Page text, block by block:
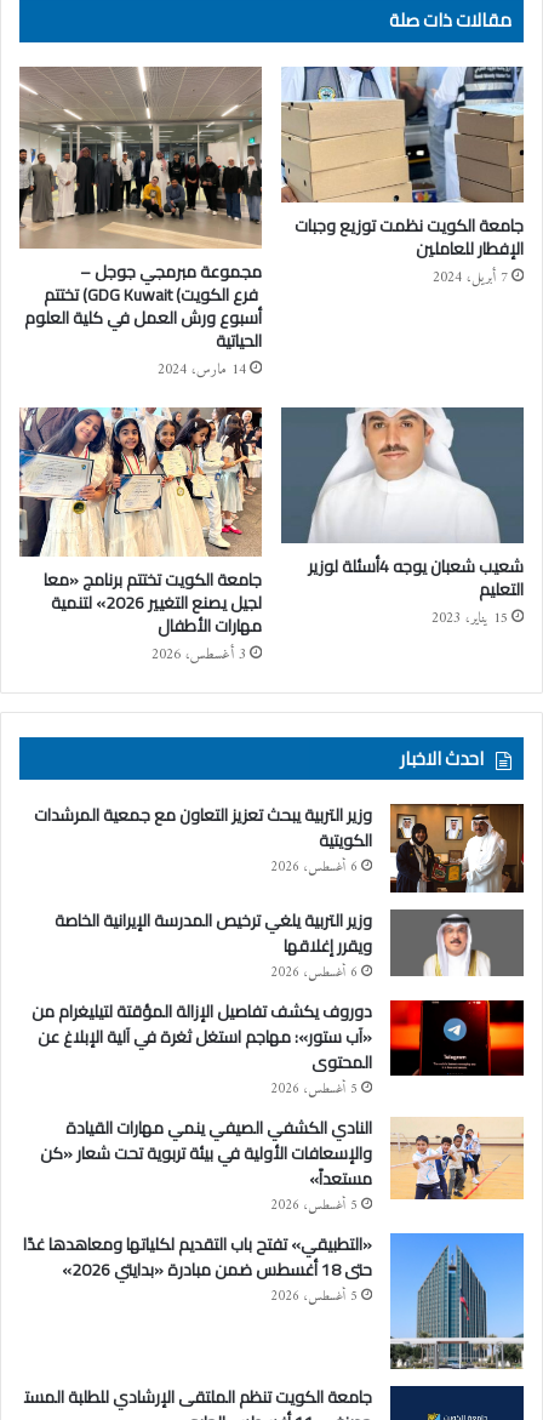
مقالات ذات صلة
جامعة الكويت نظمت توزيع وجبات
الإفطار للعاملين
7 أبريل، 2024 مجموعة مبرمجي جوجل –
فرع الكويت) GDG Kuwait) تختتم
أسبوع ورش العمل في كلية العلوم
الحياتية
14 مارس، 2024
شعيب شعبان يوجه 4أسئلة لوزير
التعليم
15 يناير، 2023
جامعة الكويت تختتم برنامج «معا
لجيل يصنع التغيير 2026» لتنمية
مهارات الأطفال
3 أغسطس، 2026
احدث الاخبار
وزير التربية يبحث تعزيز التعاون مع جمعية المرشدات
الكويتية
6 أغسطس، 2026
وزير التربية يلغي ترخيص المدرسة الإيرانية الخاصة
ويقرر إغلاقها
6 أغسطس، 2026
دوروف يكشف تفاصيل الإزالة المؤقتة لتيليغرام من
«آب ستور»: مهاجم استغل ثغرة في آلية الإبلاغ عن
المحتوى
5 أغسطس، 2026
النادي الكشفي الصيفي ينمي مهارات القيادة
والإسعافات الأولية في بيئة تربوية تحت شعار «كن
مستعداً»
5 أغسطس، 2026
«التطبيقي» تفتح باب التقديم لكلياتها ومعاهدها غدًا
حتى 18 أغسطس ضمن مبادرة «بدايتي 2026»
5 أغسطس، 2026
جامعة الكويت تنظم الملتقى الإرشادي للطلبة المست